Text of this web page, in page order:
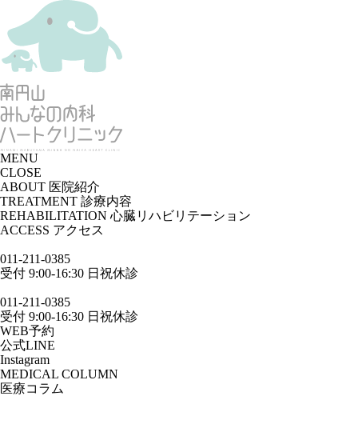
MENU
CLOSE
ABOUT 医院紹介
TREATMENT 診療内容
REHABILITATION 心臓リハビリテーション
ACCESS アクセス
011-211-0385
受付 9:00-16:30 日祝休診
011-211-0385
受付 9:00-16:30 日祝休診
WEB予約
公式LINE
Instagram
MEDICAL COLUMN
医療コラム